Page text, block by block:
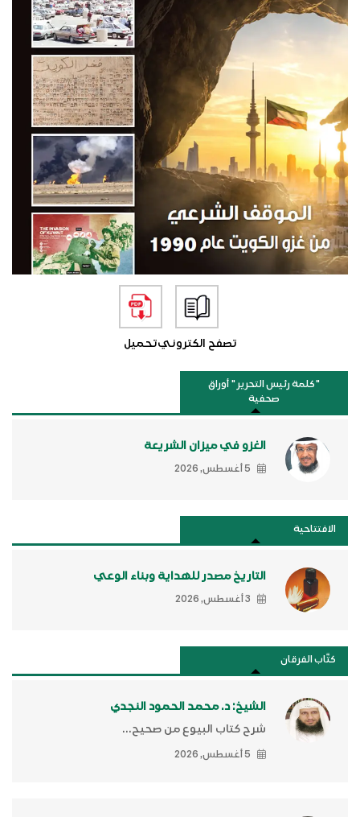
تصفح الكترونيتحميل
"كلمة رئيس التحرير " أوراق
صحفية
الغزو في ميزان الشريعة
5 أغسطس, 2026
الافتتاحية
التاريخ مصدر للهداية وبناء الوعي
3 أغسطس, 2026
كتَّاب الفرقان
الشيخ: د. محمد الحمود النجدي
شرح كتاب البيوع من صحيح...
5 أغسطس, 2026